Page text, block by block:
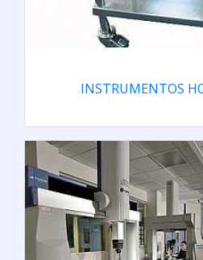
INSTRUMENTOS